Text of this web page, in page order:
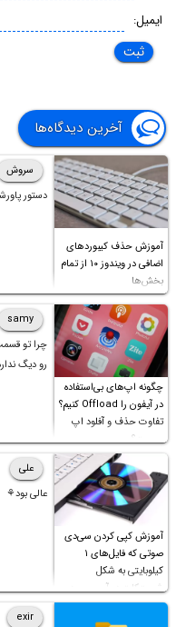
ایمیل:
آخرین دیدگاه‌ها
آموزش حذف کیبوردهای
اضافی در ویندوز ۱۰ از تمام
بخش‌ها
سروش
دستور
چگونه اپ‌های بی‌استفاده
در آیفون را Offload کنیم؟
تفاوت حذف و آفلود اپ
چیست؟
samy
رو دیگ
آموزش کپی کردن سی‌دی
صوتی که فایل‌های ۱
کیلوبایتی به شکل
شورت‌کات در آن موجود
است!
علی
عالی بود⚘
exir